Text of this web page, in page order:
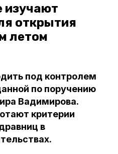
изучают
открытия
летом
под контролем
по поручению
Вадимирова.
критерии
в